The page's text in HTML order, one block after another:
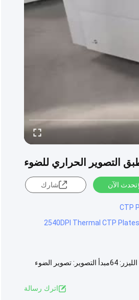
تحدث الآن شارك
2540DPI Thermal CTP
آلة طباعة لوحة ، آلة صنع لوحة ، آلة صنع لوحة CTP ، آلة صنع لوحة CTP Offset نموذج مفصل للجهاز: T1400عدد الليزر: 64مبدأ التصوير: تصوير الضوء
اترك رسالة